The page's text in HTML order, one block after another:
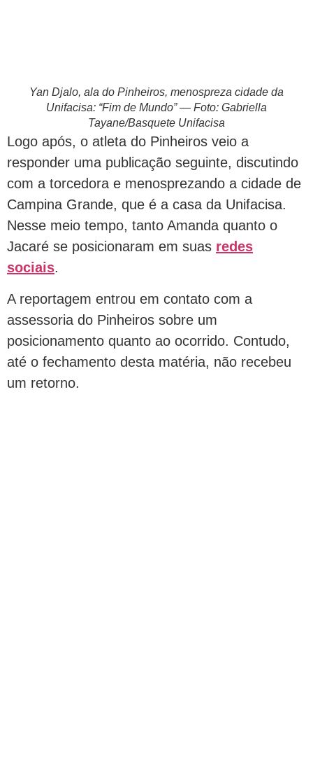
Yan Djalo, ala do Pinheiros, menospreza cidade da
Unifacisa: “Fim de Mundo” — Foto: Gabriella
Tayane/Basquete Unifacisa
Logo após, o atleta do Pinheiros veio a
responder uma publicação seguinte, discutindo
com a torcedora e menosprezando a cidade de
Campina Grande, que é a casa da Unifacisa.
Nesse meio tempo, tanto Amanda quanto o
Jacaré se posicionaram em suas redes
sociais.
A reportagem entrou em contato com a
assessoria do Pinheiros sobre um
posicionamento quanto ao ocorrido. Contudo,
até o fechamento desta matéria, não recebeu
um retorno.